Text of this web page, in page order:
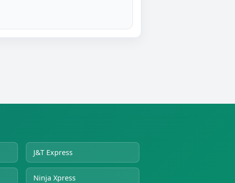
J&T Express
Ninja Xpress